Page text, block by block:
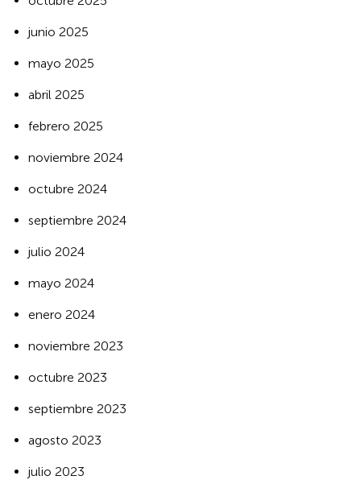
junio 2025
mayo 2025
abril 2025
febrero 2025
noviembre 2024
octubre 2024
septiembre 2024
julio 2024
mayo 2024
enero 2024
noviembre 2023
octubre 2023
septiembre 2023
agosto 2023
julio 2023